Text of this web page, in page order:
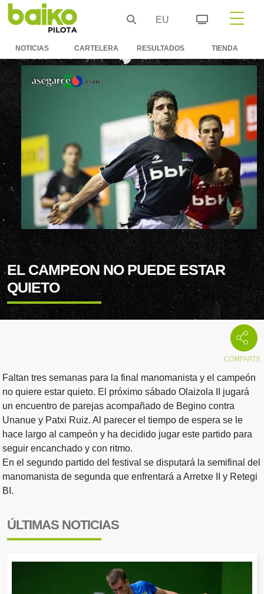
EU
NOTICIAS CARTELERA RESULTADOS TIENDA
EL CAMPEON NO PUEDE ESTAR
QUIETO
Faltan tres semanas para la final manomanista y el campeón
no quiere estar quieto. El próximo sábado Olaizola II jugará
un encuentro de parejas acompañado de Begino contra
Unanue y Patxi Ruiz. Al parecer el tiempo de espera se le
hace largo al campeón y ha decidido jugar este partido para
seguir encanchado y con ritmo.
En el segundo partido del festival se disputará la semifinal del
manomanista de segunda que enfrentará a Arretxe II y Retegi
BI.
ÚLTIMAS NOTICIAS